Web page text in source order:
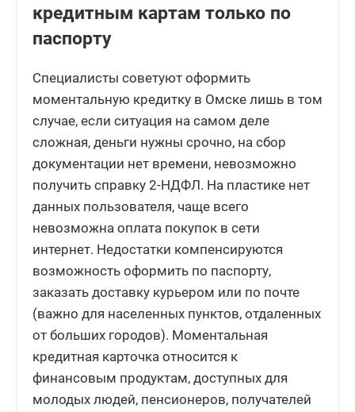
кредитным картам только по
паспорту
Специалисты советуют оформить
моментальную кредитку в Омске лишь в том
случае, если ситуация на самом деле
сложная, деньги нужны срочно, на сбор
документации нет времени, невозможно
получить справку 2-НДФЛ. На пластике нет
данных пользователя, чаще всего
невозможна оплата покупок в сети
интернет. Недостатки компенсируются
возможность оформить по паспорту,
заказать доставку курьером или по почте
(важно для населенных пунктов, отдаленных
от больших городов). Моментальная
кредитная карточка относится к
финансовым продуктам, доступных для
молодых людей, пенсионеров, получателей